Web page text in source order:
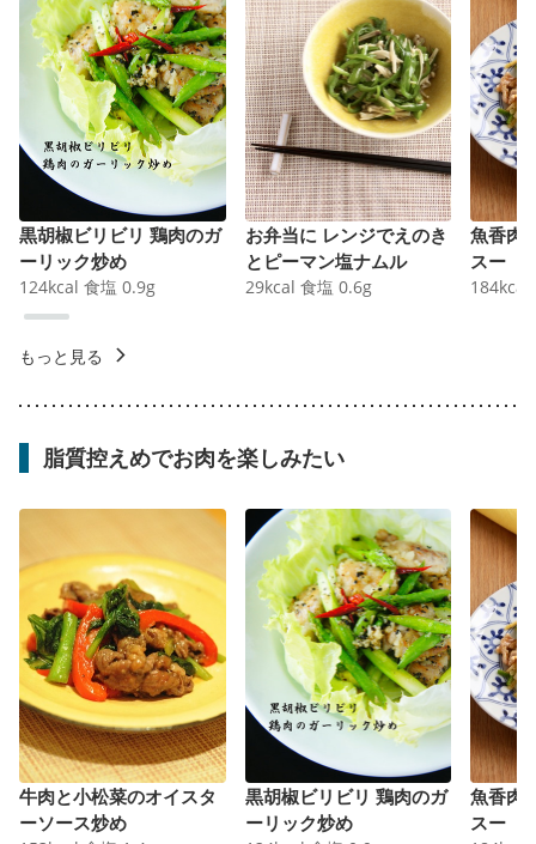
黒胡椒ビリビリ 鶏肉のガ
ーリック炒め
124kcal 食塩 0.9g
お弁当に レンジでえのき
とピーマン塩ナムル
29kcal 食塩 0.6g
魚香肉
スー
184kcal
もっと見る
脂質控えめでお肉を楽しみたい
牛肉と小松菜のオイスタ
ーソース炒め
黒胡椒ビリビリ 鶏肉のガ
ーリック炒め
魚香肉
スー